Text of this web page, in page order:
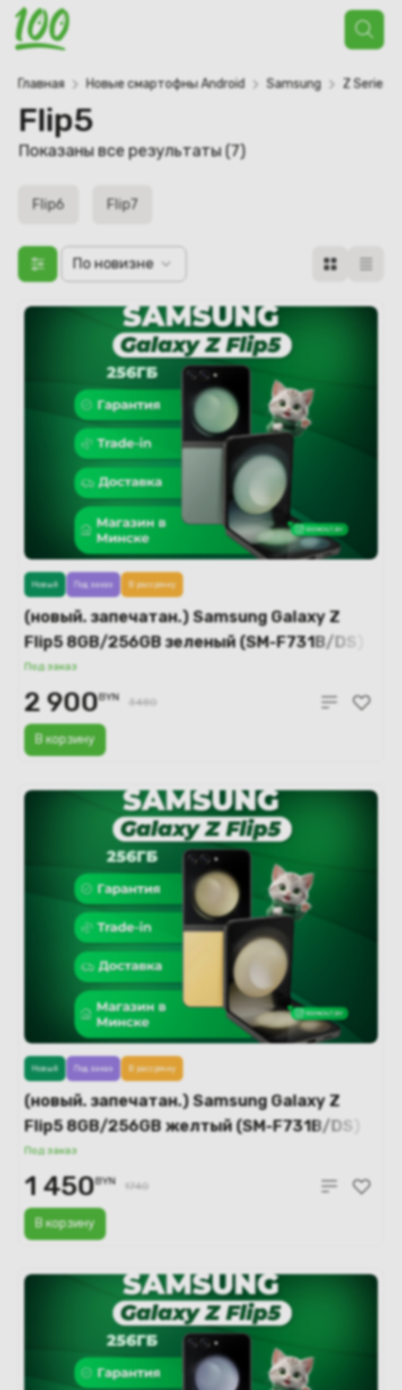
Поиск
товаров
Главная Новые смартофны Android Samsung Z Series
Flip5
Показаны все результаты (7)Сортировка:
Flip6 Flip7
По новизне
(новый. запечатан.) Samsung Galaxy Z
Flip5 8GB/256GB зеленый (SM-F731B/DS)
Под заказ
В корзину
Новый Под заказ В рассрочку
2 900BYN 3480
(новый. запечатан.) Samsung Galaxy Z
Flip5 8GB/256GB желтый (SM-F731B/DS)
Под заказ
В корзину
Новый Под заказ В рассрочку
1 450BYN 1740